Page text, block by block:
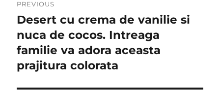
navigation
PREVIOUS
Previous
post:
Desert cu crema de vanilie si
nuca de cocos. Intreaga
familie va adora aceasta
prajitura colorata